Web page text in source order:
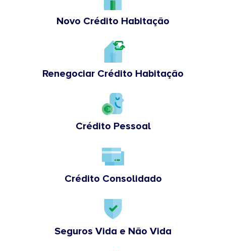
Novo Crédito Habitação
Renegociar Crédito Habitação
Crédito Pessoal
Crédito Consolidado
Seguros Vida e Não Vida